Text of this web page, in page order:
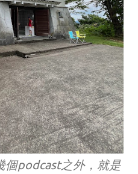
個podcast之外，就是